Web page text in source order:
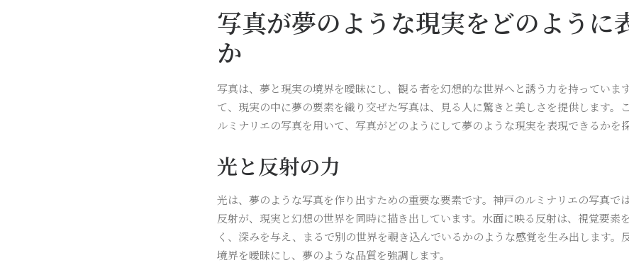
写真が夢のような現実をどのように
か
写真は、夢と現実の境界を曖昧にし、観る者を幻想的な世界へと誘う力を持っていま
て、現実の中に夢の要素を織り交ぜた写真は、見る人に驚きと美しさを提供します。
ルミナリエの写真を用いて、写真がどのようにして夢のような現実を表現できるかを探
光と反射の力
光は、夢のような写真を作り出すための重要な要素です。神戸のルミナリエの写真で
反射が、現実と幻想の世界を同時に描き出しています。水面に映る反射は、視覚要素
く、深みを与え、まるで別の世界を覗き込んでいるかのような感覚を生み出します。
境界を曖昧にし、夢のような品質を強調します。